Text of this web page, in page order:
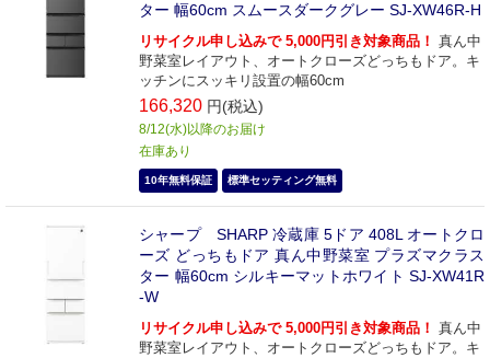
ター 幅60cm スムースダークグレー SJ-XW46R-H
リサイクル申し込みで 5,000円引き対象商品！ 真ん中
野菜室レイアウト、オートクローズどっちもドア。キ
ッチンにスッキリ設置の幅60cm
166,320 円(税込)
8/12(水)以降のお届け
在庫あり
10年無料保証 標準セッティング無料
シャープ SHARP 冷蔵庫 5ドア 408L オートクロ
ーズ どっちもドア 真ん中野菜室 プラズマクラス
ター 幅60cm シルキーマットホワイト SJ-XW41R
-W
リサイクル申し込みで 5,000円引き対象商品！ 真ん中
野菜室レイアウト、オートクローズどっちもドア。キ